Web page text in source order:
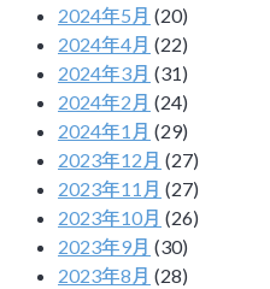
2024年5月 (20)
2024年4月 (22)
2024年3月 (31)
2024年2月 (24)
2024年1月 (29)
2023年12月 (27)
2023年11月 (27)
2023年10月 (26)
2023年9月 (30)
2023年8月 (28)